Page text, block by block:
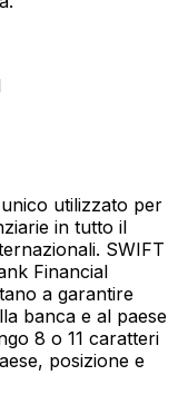
utilizzato per
in tutto il
SWIFT
Financial
a garantire
banca e al paese
8 o 11 caratteri
posizione e